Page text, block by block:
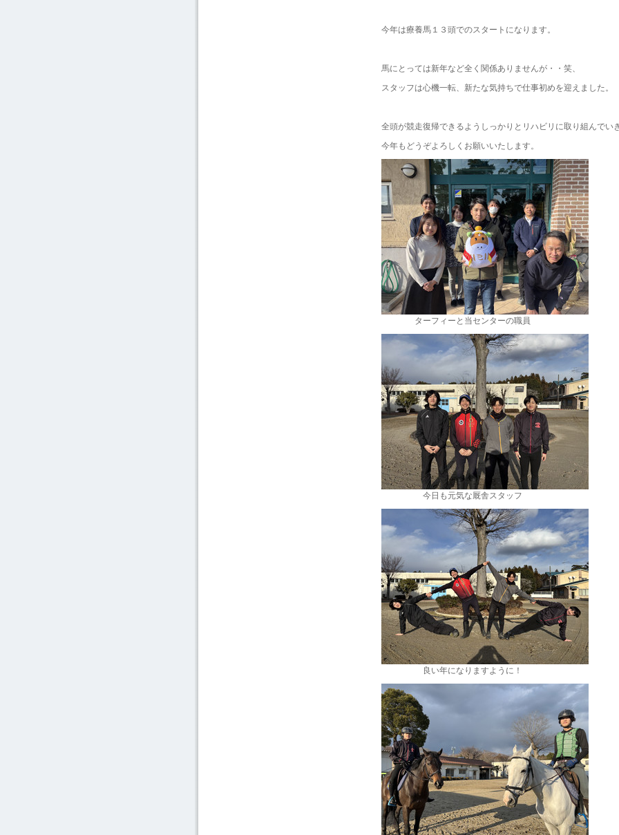
今年は療養馬１３頭でのスタートになります。
馬にとっては新年など全く関係ありませんが・・笑、
スタッフは心機一転、新たな気持ちで仕事初めを迎えました。
全頭が競走復帰できるようしっかりとリハビリに取り組んでい
今年もどうぞよろしくお願いいたします。
ターフィーと当センターの職員
今日も元気な厩舎スタッフ
良い年になりますように！